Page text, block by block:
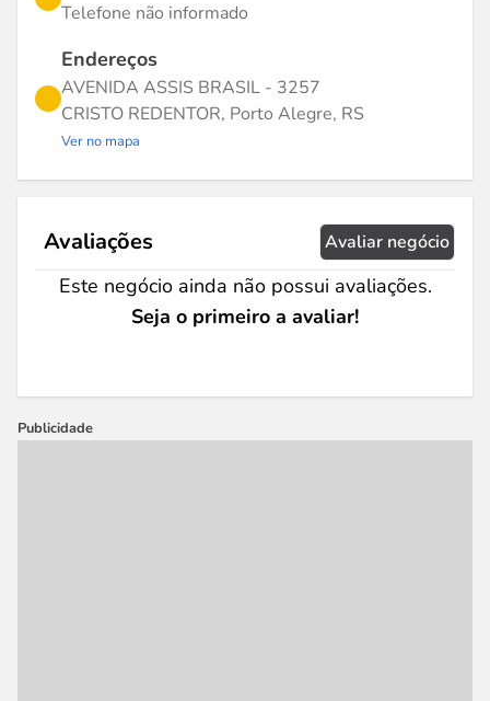
Telefone não informado
Endereços
AVENIDA ASSIS BRASIL - 3257
CRISTO REDENTOR, Porto Alegre, RS
Ver no mapa
Avaliações Avaliar negócio
Este negócio ainda não possui avaliações.
Seja o primeiro a avaliar!
Publicidade